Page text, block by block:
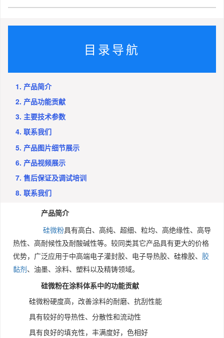
目录导航
1. 产品简介
2. 产品功能贡献
3. 主要技术参数
4. 联系我们
5. 产品图片细节展示
6. 产品视频展示
7. 售后保证及调试培训
8. 联系我们
产品简介
硅微粉具有高白、高纯、超细、粒均、高绝缘性、高导
热性、高耐候性及耐酸碱性等。较同类其它产品具有更大的价格
优势，广泛应用于中高端电子灌封胶、电子导热胶、硅橡胶、 胶
黏剂、油墨、涂料、塑料以及精铸领域。
硅微粉在涂料体系中的功能贡献
硅微粉硬度高，改善涂料的耐磨、抗刮性能
具有较好的导热性、分散性和流动性
具有良好的填充性，丰满度好，色相好